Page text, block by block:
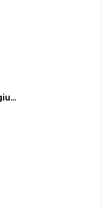
Pietra della porta del giubileo